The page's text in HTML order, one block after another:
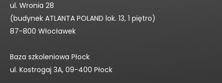
ul. Wronia 28
(budynek ATLANTA POLAND lok. 13, 1 piętro)
87-800 Włocławek
Baza szkoleniowa Płock
ul. Kostrogaj 3A, 09-400 Płock